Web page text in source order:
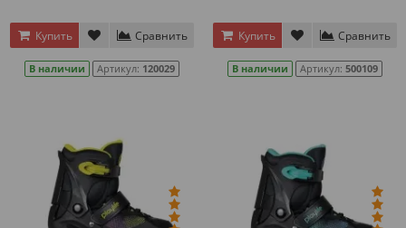
Купить Сравнить
В наличии Артикул: 120029
Купить Сравнить
В наличии Артикул: 500109